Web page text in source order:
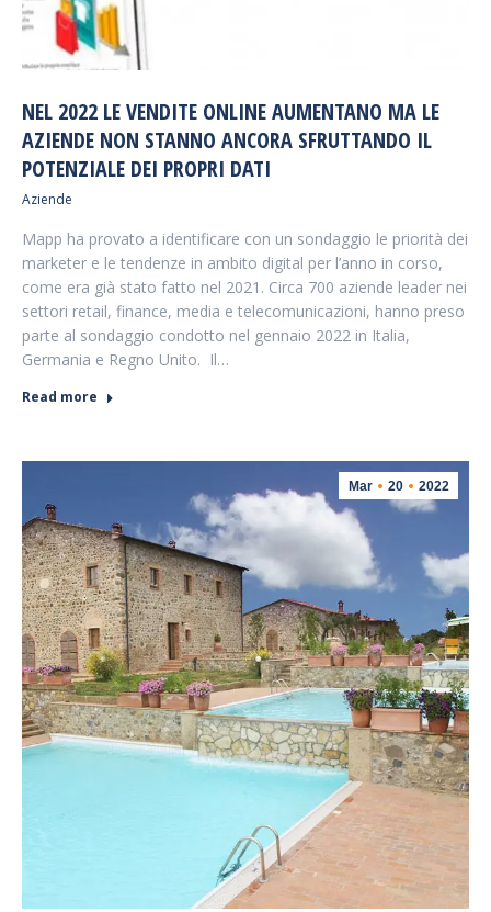
NEL 2022 LE VENDITE ONLINE AUMENTANO MA LE
AZIENDE NON STANNO ANCORA SFRUTTANDO IL
POTENZIALE DEI PROPRI DATI
Aziende
Mapp ha provato a identificare con un sondaggio le priorità dei
marketer e le tendenze in ambito digital per l’anno in corso,
come era già stato fatto nel 2021. Circa 700 aziende leader nei
settori retail, finance, media e telecomunicazioni, hanno preso
parte al sondaggio condotto nel gennaio 2022 in Italia,
Germania e Regno Unito. Il…
Read more
Mar 20 2022